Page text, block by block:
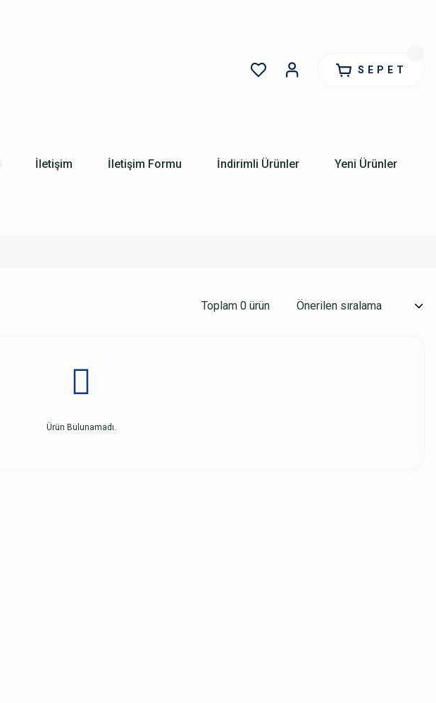
SEPET
İletişim İletişim Formu İndirimli Ürünler Yeni Ürünler
Toplam 0 ürün
Ürün Bulunamadı.